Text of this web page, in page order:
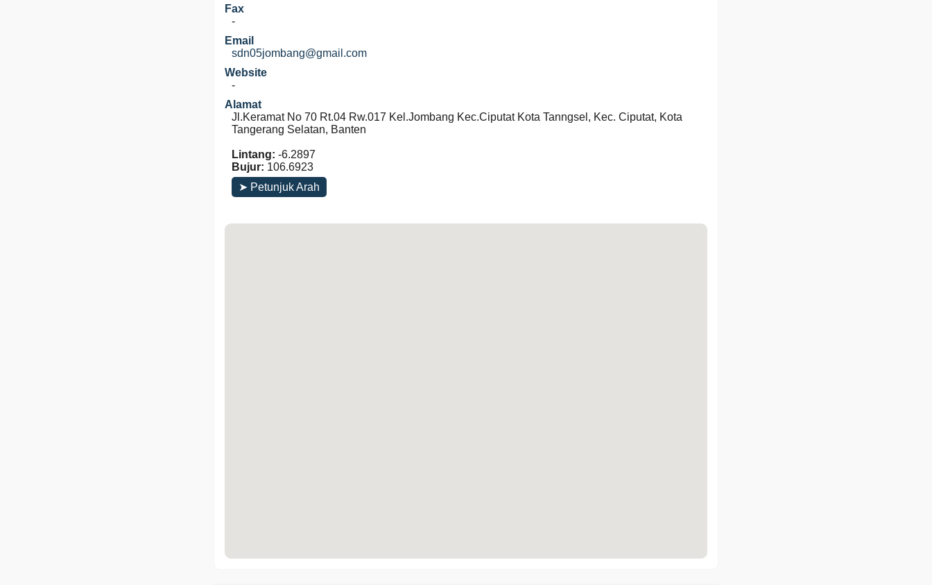
Fax
-
Email
sdn05jombang@gmail.com
Website
-
Alamat
Jl.Keramat No 70 Rt.04 Rw.017 Kel.Jombang Kec.Ciputat Kota Tanngsel, Kec. Ciputat, Kota
Tangerang Selatan, Banten
Lintang: -6.2897
Bujur: 106.6923
➤ Petunjuk Arah